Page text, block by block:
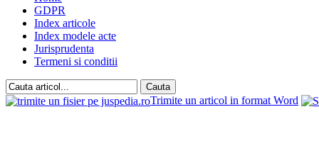
GDPR
Index articole
Index modele acte
Jurisprudenta
Termeni si conditii
Trimite un articol in format Word